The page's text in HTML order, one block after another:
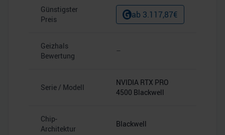
Günstigster
Preis
ab 3.117,87€
Geizhals
Bewertung
–
Serie / Modell
NVIDIA RTX PRO
4500 Blackwell
Chip-
Architektur
Blackwell